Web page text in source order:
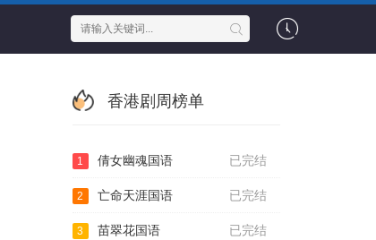
香港剧周榜单
已完结
1 倩女幽魂国语
已完结
2 亡命天涯国语
已完结
3 苗翠花国语